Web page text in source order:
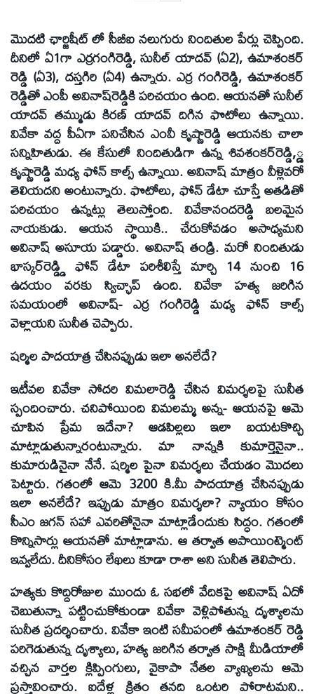
మొదటి ఛార్జిషీట్‌ లో సీబీఐ నలుగురు నిందితుల పేర్లు చెప్పింది.
దీనిలో ఏ1గా ఎర్రగంగిరెడ్డి, సునీల్‌ యాదవ్‌ (ఏ2), ఉమాశంకర్‌
రెడ్డి (ఏ3), దస్తగిరి (ఏ4) ఉన్నారు. ఎర్ర గంగిరెడ్డి, ఉమాశంకర్‌
రెడ్డితో ఎంపీ అవినాష్‌రెడ్డికి పరిచయం ఉంది. ఆయనతో సునీల్‌
యాదవ్‌ తమ్ముడు కిరణ్‌ యాదవ్‌ దిగిన ఫొటోలు ఉన్నాయి.
వివేకా వద్ద పీఏగా పనిచేసిన ఎంవీ కృష్ణారెడ్డి ఆయనకు చాలా
సన్నిహితుడు. ఈ కేసులో నిందితుడిగా ఉన్న శివశంకర్‌రెడ్డి,్డ
కృష్ణారెడ్డి మధ్య ఫోన్‌ కాల్స్‌ ఉన్నాయి. అవినాష్‌ మాత్రం వీళ్లెవరో
తెలియదని అంటున్నారు. ఫొటోలు, ఫోన్‌ డేటా చూస్తే అతడితో
పరిచయం ఉన్నట్లు తెలుస్తోంది. వివేకానందరెడ్డి బలమైన
నాయకుడు. ఆయన స్థాయికి.. చేరుకోవడం అసాధ్యమని
అవినాష్‌ అసూయ పడ్డారు. అవినాష్‌ తండ్రి. మరో నిందితుడు
భాస్కర్‌రెడ్డ్డి ఫోన్‌ డేటా పరిశీలిస్తే మార్చి 14 నుంచి 16
ఉదయం వరకు స్విచ్ఛాప్‌ ఉంది. వివేకా హత్య జరిగిన
సమయంలో అవినాష్‌- ఎర్ర గంగిరెడ్డి మధ్య ఫోన్‌ కాల్స్‌
వెళ్లాయని సునీత చెప్పారు.
షర్మిల పాదయాత్ర చేసినప్పుడు ఇలా అనలేదే?
ఇటీవల వివేకా సోదరి విమలారెడ్డి చేసిన విమర్శలపై సునీత
స్పందించారు. చనిపోయింది విమలమ్మ అన్న- ఆయనపై ఆమె
చూపిన ప్రేమ ఇదేనా? ఆడపిల్లలు ఇలా బయటకొచ్చి
మాట్లాడుతున్నారంటున్నారు. మా నాన్నకి కుమార్తెనైనా..
కుమారుడినైనా నేనే. షర్మిల పైనా విమర్శలు చేయడం మొదలు
పెట్టారు. గతంలో ఆమె 3200 కి.మీ పాదయాత్ర చేసినప్పుడు
ఇలా అనలేదే? ఇప్పుడు మాత్రం విమర్శలా? న్యాయం కోసం
సీఎం జగన్‌ సహా ఎవరితోనైనా మాట్లాడేందుకు సిద్ధం. గతంలో
కొన్నిసార్లు ఆయనతో మాట్లాడాను. ఆ తర్వాత అపాయింట్మెంట్‌
ఇవ్వలేదు. దీనికోసం లేఖలు కూడా రాశా అని సునీత తెలిపారు.
హత్యకు కొద్దిరోజుల ముందు ఓ సభలో వేదికపై అవినాష్‌ ఏదో
చెబుతున్నా పట్టించుకోకుండా వివేకా వెళ్లిపోతున్న దృశ్యాలను
సునీత ప్రదర్శించారు. వివేకా ఇంటి సమీపంలో ఉమాశంకర్‌ రెడ్డి
పరిగెడుతున్న దృశ్యాలు, హత్య జరిగిన తర్వాత సాక్షి మీడియాలో
వచ్చిన వార్తల క్లిప్పింగులు, వైకాపా నేతల వ్యాఖ్యలను ఆమె
ప్రస్తావించారు. ఐదేళ్ల క్రితం తనది ఒంటరి పోరాటమని..